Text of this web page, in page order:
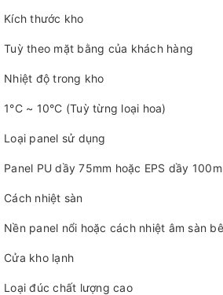
Kích thước kho
Tuỳ theo mặt bằng của khách hàng
Nhiệt độ trong kho
1°C ~ 10°C (Tuỳ từng loại hoa)
Loại panel sử dụng
Panel PU dầy 75mm hoặc EPS dầy
Cách nhiệt sàn
Nền panel nổi hoặc cách nhiệt âm sàn
Cửa kho lạnh
Loại đúc chất lượng cao